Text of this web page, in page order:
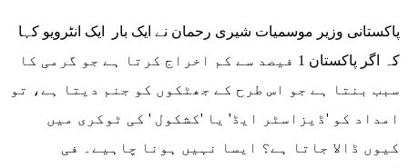
کہ اگر پاکستان 1 فیصد سے کم اخراج کرتا ہے جو گرمی کا
سبب بنتا ہے جو اس طرح کے جھٹکوں کو جنم دیتا ہے، تو
امداد کو 'ڈیزاسٹر ایڈ' یا 'کشکول ' کی ٹوکری میں
کیوں ڈالا جاتا ہے؟ ایسا نہیں ہونا چاہیے۔ فی